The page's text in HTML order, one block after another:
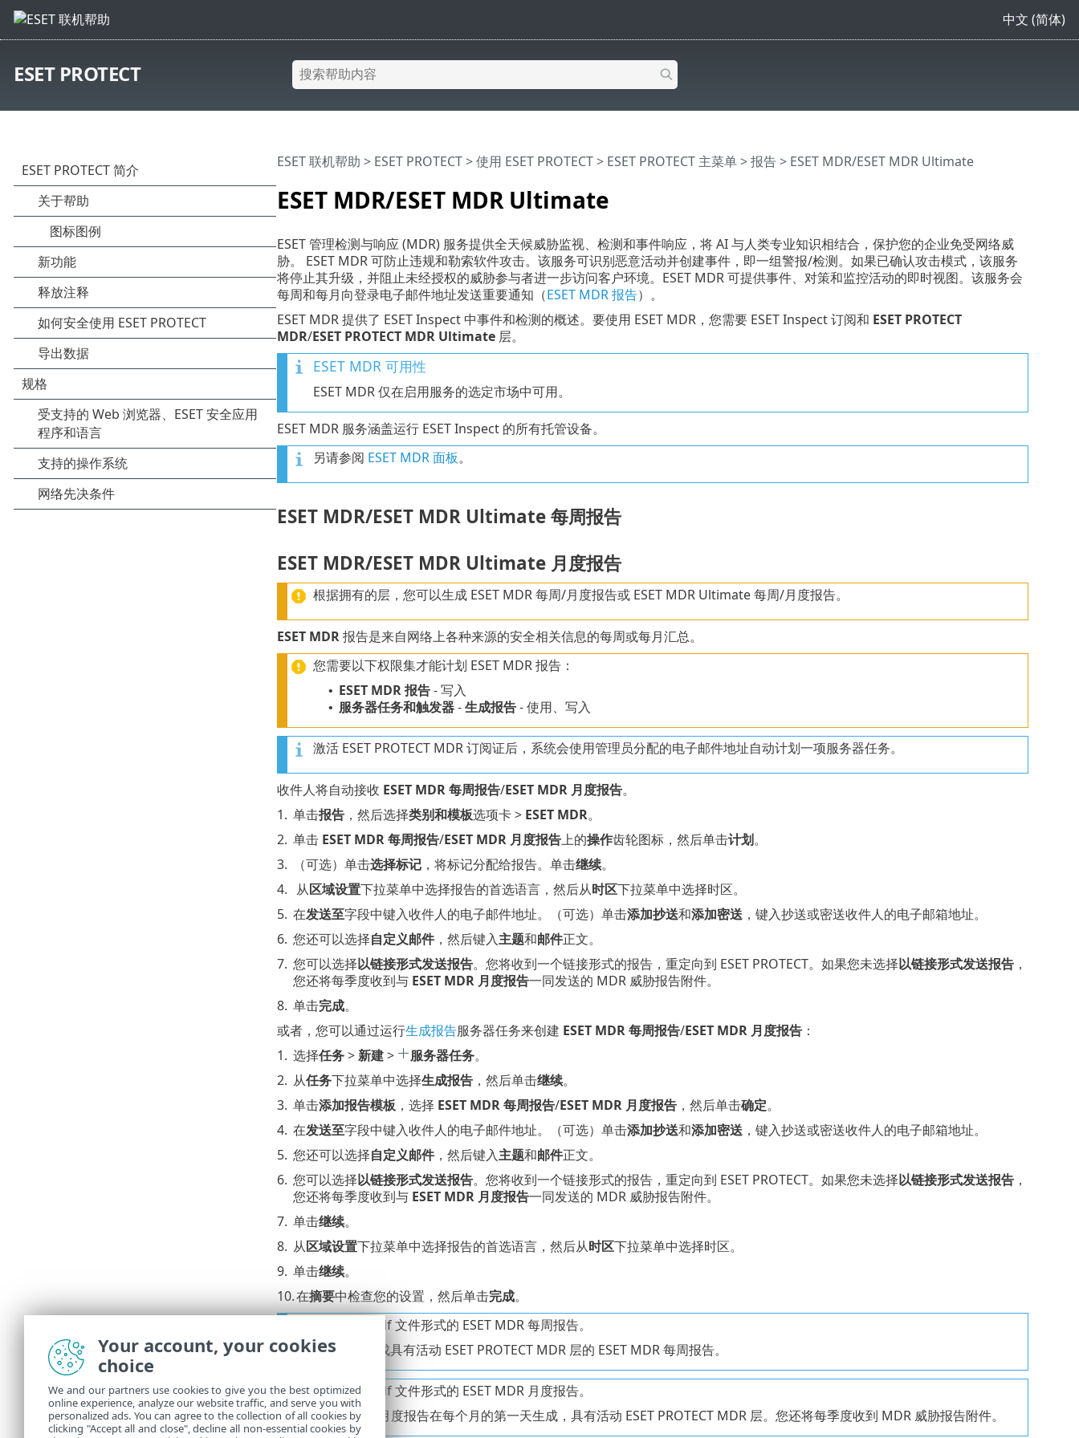
中文 (简体)
ESET PROTECT
ESET MDR/ESET MDR Ultimate
ESET 联机帮助 > ESET PROTECT>使用 ESET PROTECT> ESET PROTECT 主菜单>报告> ESET MDR/ESET MDR Ultimate
ESET 管理检测与响应 (MDR) 服务提供全天候威胁监视、检测和事件响应，将 AI 与人类专业知识相结合，保护您的企业免受网络威
胁。 ESET MDR 可防止违规和勒索软件攻击。该服务可识别恶意活动并创建事件，即一组警报/检测。如果已确认攻击模式，该服务
将停止其升级，并阻止未经授权的威胁参与者进一步访问客户环境。ESET MDR 可提供事件、对策和监控活动的即时视图。该服务会
每周和每月向登录电子邮件地址发送重要通知（ESET MDR 报告）。
ESET MDR 提供了 ESET Inspect 中事件和检测的概述。要使用 ESET MDR，您需要 ESET Inspect 订阅和 ESET PROTECT
MDR/ESET PROTECT MDR Ultimate 层。
ESET MDR 可用性
ESET MDR 仅在启用服务的选定市场中可用。
ESET MDR 服务涵盖运行 ESET Inspect 的所有托管设备。
另请参阅 ESET MDR 面板。
ESET MDR/ESET MDR Ultimate 每周报告
ESET MDR/ESET MDR Ultimate 月度报告
根据拥有的层，您可以生成 ESET MDR 每周/月度报告或 ESET MDR Ultimate 每周/月度报告。
ESET MDR报告是来自网络上各种来源的安全相关信息的每周或每月汇总。
您需要以下权限集才能计划 ESET MDR 报告：
• ESET MDR 报告- 写入
• 服务器任务和触发器-生成报告- 使用、写入
激活 ESET PROTECT MDR 订阅证后，系统会使用管理员分配的电子邮件地址自动计划一项服务器任务。
收件人将自动接收 ESET MDR 每周报告/ESET MDR 月度报告。
1. 单击报告，然后选择类别和模板选项卡 > ESET MDR。
2. 单击 ESET MDR 每周报告/ESET MDR 月度报告上的操作齿轮图标，然后单击计划。
3.
（可选）单击选择标记，将标记分配给报告。单击继续。
4. 从区域设置下拉菜单中选择报告的首选语言，然后从时区下拉菜单中选择时区。
5. 在发送至字段中键入收件人的电子邮件地址。（可选）单击添加抄送和添加密送，键入抄送或密送收件人的电子邮箱地址。
6. 您还可以选择自定义邮件，然后键入主题和邮件正文。
7. 您可以选择以链接形式发送报告。您将收到一个链接形式的报告，重定向到 ESET PROTECT。如果您未选择以链接形式发送报告，
您还将每季度收到与 ESET MDR 月度报告一同发送的 MDR 威胁报告附件。
8. 单击完成。
或者，您可以通过运行生成报告服务器任务来创建 ESET MDR 每周报告/ESET MDR 月度报告：
1. 选择任务>新建> 服务器任务。
2. 从任务下拉菜单中选择生成报告，然后单击继续。
3. 单击添加报告模板 ，选择 ESET MDR 每周报告/ESET MDR 月度报告，然后单击确定。
4. 在发送至字段中键入收件人的电子邮件地址。（可选）单击添加抄送和添加密送，键入抄送或密送收件人的电子邮箱地址。
5. 您还可以选择自定义邮件，然后键入主题和邮件正文。
6. 您可以选择以链接形式发送报告。您将收到一个链接形式的报告，重定向到 ESET PROTECT。如果您未选择以链接形式发送报告，
您还将每季度收到与 ESET MDR 月度报告一同发送的 MDR 威胁报告附件。
7. 单击继续。
8. 从区域设置下拉菜单中选择报告的首选语言，然后从时区下拉菜单中选择时区。
9. 单击继续。
10.在摘要中检查您的设置，然后单击完成。
您将收到 .pdf 文件形式的 ESET MDR 每周报告。
每周一会生成具有活动 ESET PROTECT MDR 层的 ESET MDR 每周报告。
您将收到 .pdf 文件形式的 ESET MDR 月度报告。
ESET MDR 月度报告在每个月的第一天生成，具有活动 ESET PROTECT MDR 层。您还将每季度收到 MDR 威胁报告附件。
Your account, your cookies
choice
We and our partners use cookies to give you the best optimized
online experience, analyze our website traffic, and serve you with
personalized ads. You can agree to the collection of all cookies by
clicking "Accept all and close", decline all non-essential cookies by